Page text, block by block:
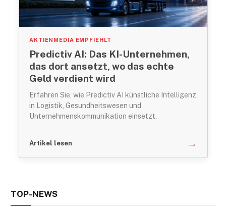
AKTIENMEDIA EMPFIEHLT
Predictiv AI: Das KI-Unternehmen,
das dort ansetzt, wo das echte
Geld verdient wird
Erfahren Sie, wie Predictiv AI künstliche Intelligenz
in Logistik, Gesundheitswesen und
Unternehmenskommunikation einsetzt.
Artikel lesen →
TOP-NEWS